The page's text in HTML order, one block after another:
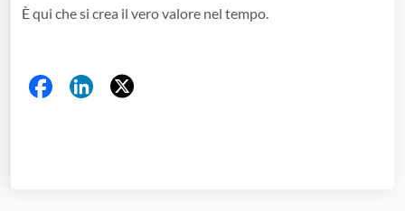
È qui che si crea il vero valore nel tempo.